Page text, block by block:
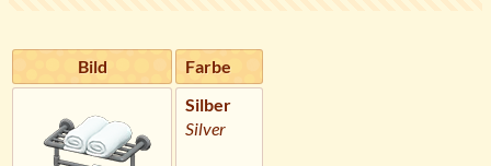
Bild
Farbe
Silber
Silver